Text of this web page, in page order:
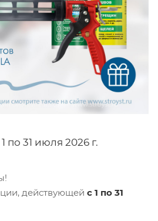
по 31 июля 2026 г.
действующей с 1 по 31